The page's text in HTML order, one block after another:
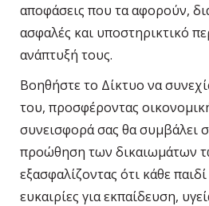
αποφάσεις που τα αφορούν,
ασφαλές και υποστηρικτικό
ανάπτυξή τους.
Βοηθήστε το Δίκτυο να
του, προσφέροντας
συνεισφορά σας θα συμβάλει
προώθηση των δικαιωμάτων
εξασφαλίζοντας ότι κάθε
ευκαιρίες για εκπαίδευση,